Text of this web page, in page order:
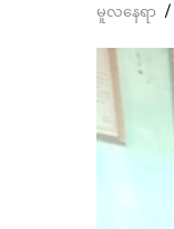
မူလနေရာ /